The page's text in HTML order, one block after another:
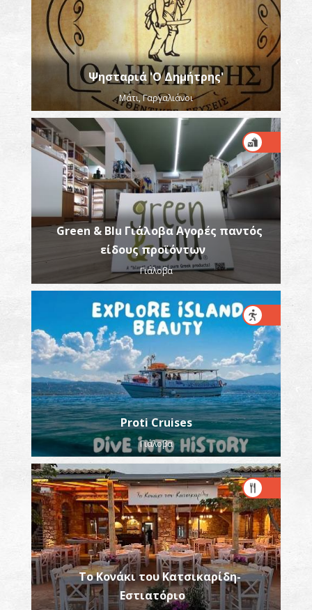
Ψησταριά 'Ο Δημήτρης'
Μάτι, Γαργαλιάνοι
Green & Blu Γιάλοβα Αγορές παντός
είδους προϊόντων
Γιάλοβα
Proti Cruises
Γιάλοβα
Το Κονάκι του Κατσικαρίδη-
Εστιατόριο